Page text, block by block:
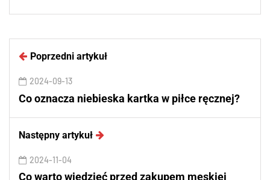
Poprzedni artykuł
2024-09-13
Co oznacza niebieska kartka w piłce ręcznej?
Następny artykuł
2024-11-04
Co warto wiedzieć przed zakupem męskiej